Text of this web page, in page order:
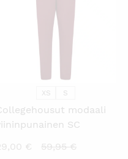
XS S
modaali
SC
€
Nykyinen
59,95€